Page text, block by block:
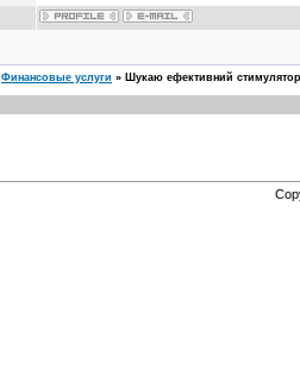
Финансовые услуги » Шукаю ефективний стимулятор